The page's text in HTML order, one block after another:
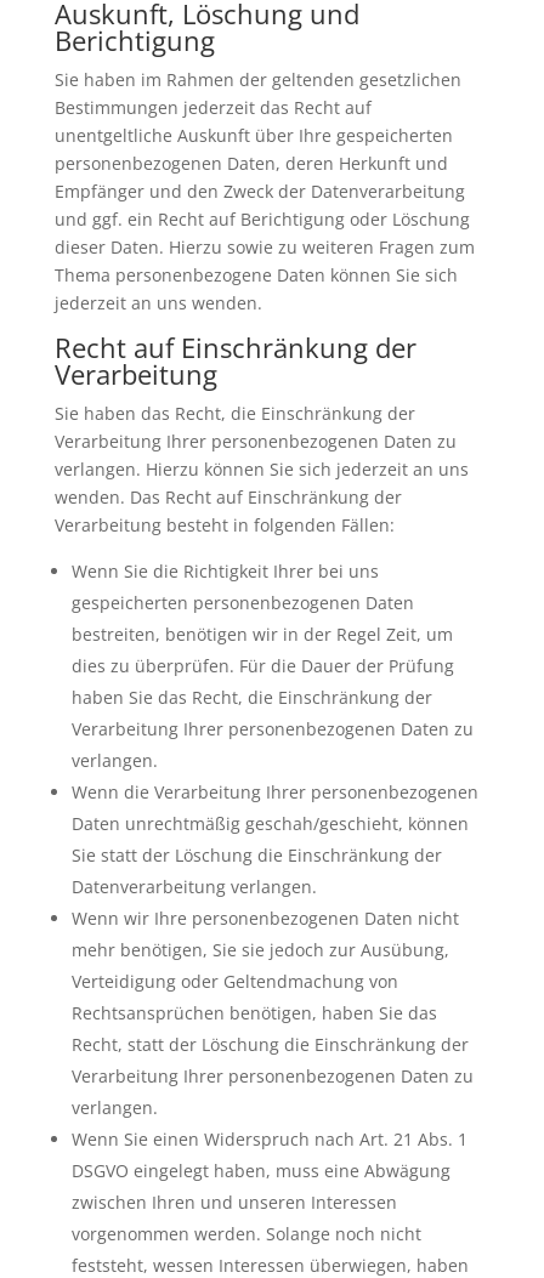
Auskunft, Löschung und
Berichtigung
Sie haben im Rahmen der geltenden gesetzlichen
Bestimmungen jederzeit das Recht auf
unentgeltliche Auskunft über Ihre gespeicherten
personenbezogenen Daten, deren Herkunft und
Empfänger und den Zweck der Datenverarbeitung
und ggf. ein Recht auf Berichtigung oder Löschung
dieser Daten. Hierzu sowie zu weiteren Fragen zum
Thema personenbezogene Daten können Sie sich
jederzeit an uns wenden.
Recht auf Einschränkung der
Verarbeitung
Sie haben das Recht, die Einschränkung der
Verarbeitung Ihrer personenbezogenen Daten zu
verlangen. Hierzu können Sie sich jederzeit an uns
wenden. Das Recht auf Einschränkung der
Verarbeitung besteht in folgenden Fällen:
Wenn Sie die Richtigkeit Ihrer bei uns
gespeicherten personenbezogenen Daten
bestreiten, benötigen wir in der Regel Zeit, um
dies zu überprüfen. Für die Dauer der Prüfung
haben Sie das Recht, die Einschränkung der
Verarbeitung Ihrer personenbezogenen Daten zu
verlangen.
Wenn die Verarbeitung Ihrer personenbezogenen
Daten unrechtmäßig geschah/geschieht, können
Sie statt der Löschung die Einschränkung der
Datenverarbeitung verlangen.
Wenn wir Ihre personenbezogenen Daten nicht
mehr benötigen, Sie sie jedoch zur Ausübung,
Verteidigung oder Geltendmachung von
Rechtsansprüchen benötigen, haben Sie das
Recht, statt der Löschung die Einschränkung der
Verarbeitung Ihrer personenbezogenen Daten zu
verlangen.
Wenn Sie einen Widerspruch nach Art. 21 Abs. 1
DSGVO eingelegt haben, muss eine Abwägung
zwischen Ihren und unseren Interessen
vorgenommen werden. Solange noch nicht
feststeht, wessen Interessen überwiegen, haben